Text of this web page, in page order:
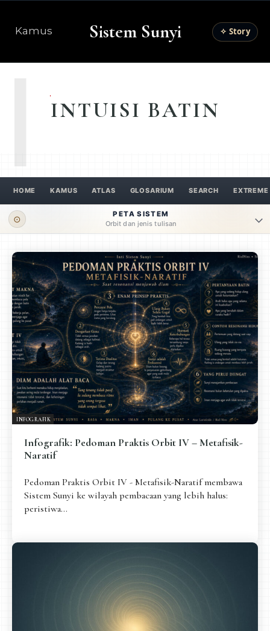
Kamus Sistem Sunyi ✧ Story
INTUISI BATIN
I
HOME KAMUS ATLAS GLOSARIUM SEARCH EXTREME
⊙
PETA SISTEM
Orbit dan jenis tulisan
ORBIT UTAMA
Pengantar Psikospiritual
Relasional Eksistensial-Kreatif
Metafisik-Naratif Penutup
JENIS TULISAN
ESAI RESONANSI FRAKTAL INFOGRAFIK
DIALEKTIKA SUNYI PEMBACAAN SUNYI
JEJAK SUNYI DI LUAR JEJAK SUNYI DALAM MUSIK
EXTREME DISTORTION
INFOGRAFIK
Infografik: Pedoman Praktis Orbit IV – Metafisik-
Naratif
Pedoman Praktis Orbit IV - Metafisik-Naratif membawa
Sistem Sunyi ke wilayah pembacaan yang lebih halus:
peristiwa...